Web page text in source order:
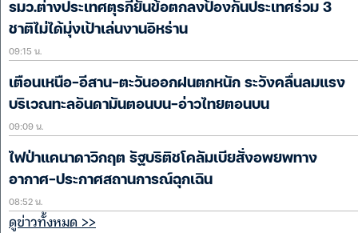
รมว.ต่างประเทศตุรกียันข้อตกลงป้องกันประเทศร่วม 3
ชาติไม่ได้มุ่งเป้าเล่นงานอิหร่าน
09:15 น.
เตือนเหนือ-อีสาน-ตะวันออกฝนตกหนัก ระวังคลื่นลมแรง
บริเวณทะลอันดามันตอนบน-อ่าวไทยตอนบน
09:09 น.
ไฟป่าแคนาดาวิกฤต รัฐบริติชโคลัมเบียสั่งอพยพทาง
อากาศ-ประกาศสถานการณ์ฉุกเฉิน
08:52 น.
ดูข่าวทั้งหมด >>